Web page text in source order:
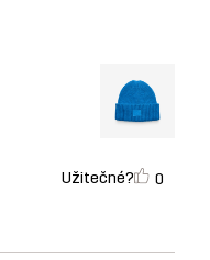
Užitečné? 0